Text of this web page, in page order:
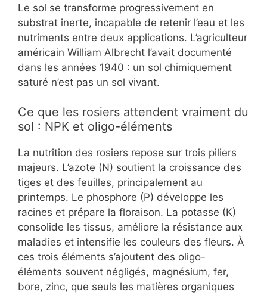
Le sol se transforme progressivement en
substrat inerte, incapable de retenir l’eau et les
nutriments entre deux applications. L’agriculteur
américain William Albrecht l’avait documenté
dans les années 1940 : un sol chimiquement
saturé n’est pas un sol vivant.
Ce que les rosiers attendent vraiment du
sol : NPK et oligo-éléments
La nutrition des rosiers repose sur trois piliers
majeurs. L’azote (N) soutient la croissance des
tiges et des feuilles, principalement au
printemps. Le phosphore (P) développe les
racines et prépare la floraison. La potasse (K)
consolide les tissus, améliore la résistance aux
maladies et intensifie les couleurs des fleurs. À
ces trois éléments s’ajoutent des oligo-
éléments souvent négligés, magnésium, fer,
bore, zinc, que seuls les matières organiques